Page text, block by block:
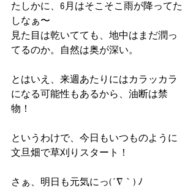
たしかに、6月はそこそこ雨が降ってた
しなぁ〜
見た目は乾いてても、地中はまだ潤っ
てるのか。自然は奥が深い。
とはいえ、来週あたりにはカラッカラ
になる可能性もあるから、油断は禁
物！
というわけで、今日もいつものように
文旦畑で草刈りスタート！
さぁ、明日も元気にっ(´∇｀) ﾉ